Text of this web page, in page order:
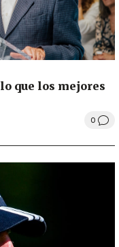
que los mejores
0